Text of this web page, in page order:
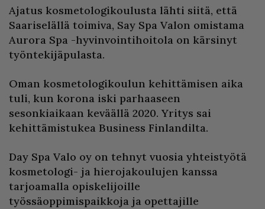
Ajatus kosmetologikoulusta lähti siitä, että
Saariselällä toimiva, Say Spa Valon omistama
Aurora Spa -hyvinvointihoitola on kärsinyt
työntekijäpulasta.
Oman kosmetologikoulun kehittämisen aika
tuli, kun korona iski parhaaseen
sesonkiaikaan keväällä 2020. Yritys sai
kehittämistukea Business Finlandilta.
Day Spa Valo oy on tehnyt vuosia yhteistyötä
kosmetologi- ja hierojakoulujen kanssa
tarjoamalla opiskelijoille
työssäoppimispaikkoja ja opettajille